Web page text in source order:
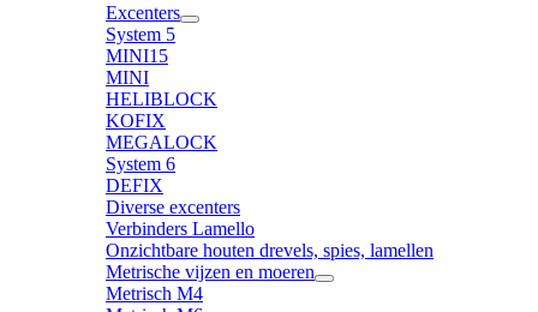
Excenters
System 5
MINI15
MINI
HELIBLOCK
KOFIX
MEGALOCK
System 6
DEFIX
Diverse excenters
Verbinders Lamello
Onzichtbare houten drevels, spies, lamellen
Metrische vijzen en moeren
Metrisch M4